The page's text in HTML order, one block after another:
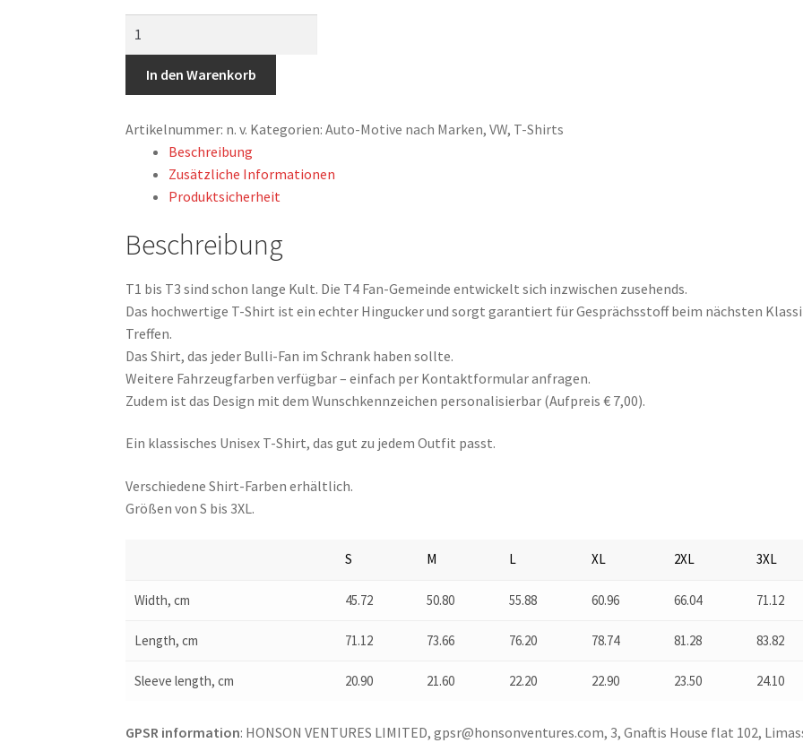
T4,
Strichzeichnung,
Grün,
Kennzeichen
Menge
In den Warenkorb
Artikelnummer: n. v. Kategorien:Auto-Motive nach Marken,VW, T-Shirts
Beschreibung
Zusätzliche Informationen
Produktsicherheit
Beschreibung
T1 bis T3 sind schon lange Kult. Die T4 Fan-Gemeinde entwickelt sich inzwischen zusehends.
Das hochwertige T-Shirt ist ein echter Hingucker und sorgt garantiert für Gesprächsstoff beim nächsten
Treffen.
Das Shirt, das jeder Bulli-Fan im Schrank haben sollte.
Weitere Fahrzeugfarben verfügbar – einfach per Kontaktformular anfragen.
Zudem ist das Design mit dem Wunschkennzeichen personalisierbar (Aufpreis € 7,00).
Ein klassisches Unisex T-Shirt, das gut zu jedem Outfit passt.
Verschiedene Shirt-Farben erhältlich.
Größen von S bis 3XL.
S M L XL 2XL 3XL
Width, cm 45.72 50.80 55.88 60.96 66.04 71.12
Length, cm 71.12 73.66 76.20 78.74 81.28 83.82
Sleeve length, cm 20.90 21.60 22.20 22.90 23.50 24.10
GPSR information: HONSON VENTURES LIMITED, gpsr@honsonventures.com, 3, Gnaftis House flat 102,